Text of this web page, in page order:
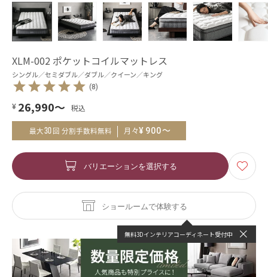
シングル／セミダブル／ダブル／クイーン／キング
XLM-002 ポケットコイルマットレス
(8)
¥ 26,990～
最大30 回 分割手数料無料 月々¥ 900～
バリエーションを選択する
ショールームで体験する
無料3Dインテリアコーディネート受付中